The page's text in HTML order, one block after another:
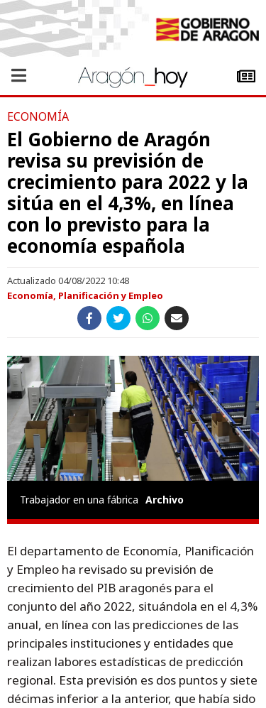
ECONOMÍA
El Gobierno de Aragón
revisa su previsión de
crecimiento para 2022 y la
sitúa en el 4,3%, en línea
con lo previsto para la
economía española
Actualizado 04/08/2022 10:48
Economía, Planificación y Empleo
Trabajador en una fábrica Archivo
El departamento de Economía, Planificación
y Empleo ha revisado su previsión de
crecimiento del PIB aragonés para el
conjunto del año 2022, situándola en el 4,3%
anual, en línea con las predicciones de las
principales instituciones y entidades que
realizan labores estadísticas de predicción
regional. Esta previsión es dos puntos y siete
décimas inferior a la anterior, que había sido